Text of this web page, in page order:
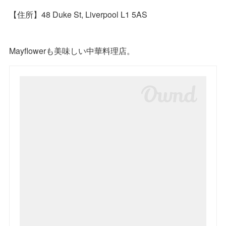
【住所】48 Duke St, Liverpool L1 5AS
Mayflowerも美味しい中華料理店。